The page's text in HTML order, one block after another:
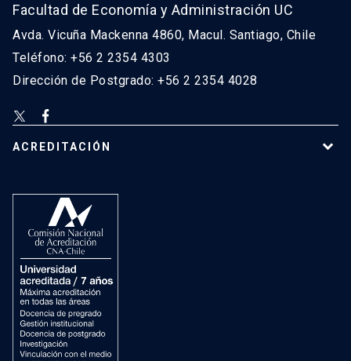
Facultad de Economía y Administración UC
Avda. Vicuña Mackenna 4860, Macul. Santiago, Chile
Teléfono: +56 2 2354 4303
Dirección de Postgrado: +56 2 2354 4028
ACREDITACIÓN